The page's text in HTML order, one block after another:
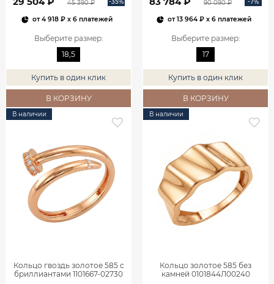
45 390 ₽
от4 918 ₽x 6 платежей
Выберите размер:
18,5
Купить в один клик
В КОРЗИНУ
90 090 ₽
от13 964 ₽x 6 платежей
Выберите размер:
17
Купить в один клик
В КОРЗИНУ
В наличии
Кольцо гвоздь золотое 585 с
бриллиантами 1101667-02730
В наличии
Кольцо золотое 585 без
камней 0101844Л00240